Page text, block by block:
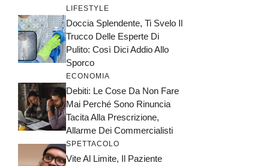
LIFESTYLE
Doccia Splendente, Ti Svelo Il
Trucco Delle Esperte Di
Pulito: Così Dici Addio Allo
Sporco
ECONOMIA
Debiti: Le Cose Da Non Fare
Mai Perché Sono Rinuncia
Tacita Alla Prescrizione,
Allarme Dei Commercialisti
SPETTACOLO
Vite Al Limite, Il Paziente